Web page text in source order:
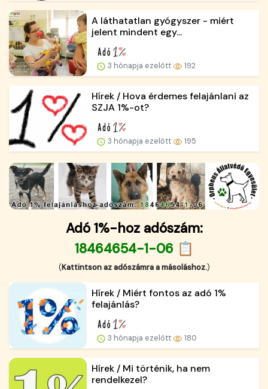
A láthatatlan gyógyszer - miért
jelent mindent egy...
3 hónapja ezelőtt 192
Hírek / Hova érdemes felajánlani az
SZJA 1%-ot?
3 hónapja ezelőtt 195
Adó 1%-hoz adószám:
18464654-1-06 📋
(Kattintson az adószámra a másoláshoz.)
Hírek / Miért fontos az adó 1%
felajánlás?
3 hónapja ezelőtt 180
Hírek / Mi történik, ha nem
rendelkezel?